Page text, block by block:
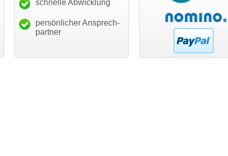
Thomas Schäfer
i can eckert communication GmbH
hundertprozentig."
Janina Köck
Leben im Einklang
leben-im-einklang.de
schnelle Abwicklung
persönlicher Ansprech-
partner